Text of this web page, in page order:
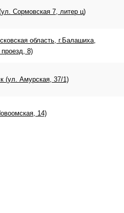
Сормовская 7, литер ц)
область, г.Балашиха,
проезд, 8)
(ул. Амурская, 37/1)
14)